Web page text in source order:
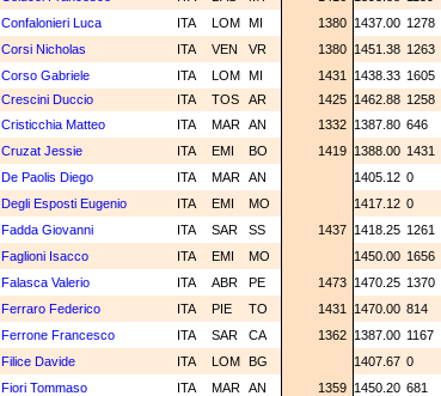
Confalonieri Luca ITA LOM MI 1380 1437.00 1278
Corsi Nicholas ITA VEN VR 1380 1451.38 1263
Corso Gabriele ITA LOM MI 1431 1438.33 1605
Crescini Duccio ITA TOS AR 1425 1462.88 1258
Cristicchia Matteo ITA MAR AN 1332 1387.80 646
Cruzat Jessie ITA EMI BO 1419 1388.00 1431
De Paolis Diego ITA MAR AN 1405.12 0
Degli Esposti Eugenio ITA EMI MO 1417.12 0
Fadda Giovanni ITA SAR SS 1437 1418.25 1261
Faglioni Isacco ITA EMI MO 1450.00 1656
Falasca Valerio ITA ABR PE 1473 1470.25 1370
Ferraro Federico ITA PIE TO 1431 1470.00 814
Ferrone Francesco ITA SAR CA 1362 1387.00 1167
Filice Davide ITA LOM BG 1407.67 0
Fiori Tommaso ITA MAR AN 1359 1450.20 681